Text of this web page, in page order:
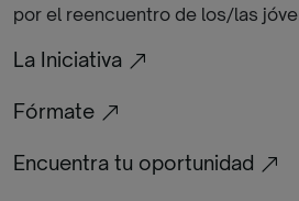
por el reencuentro de los/las
La Iniciativa
Fórmate
Encuentra tu oportunidad